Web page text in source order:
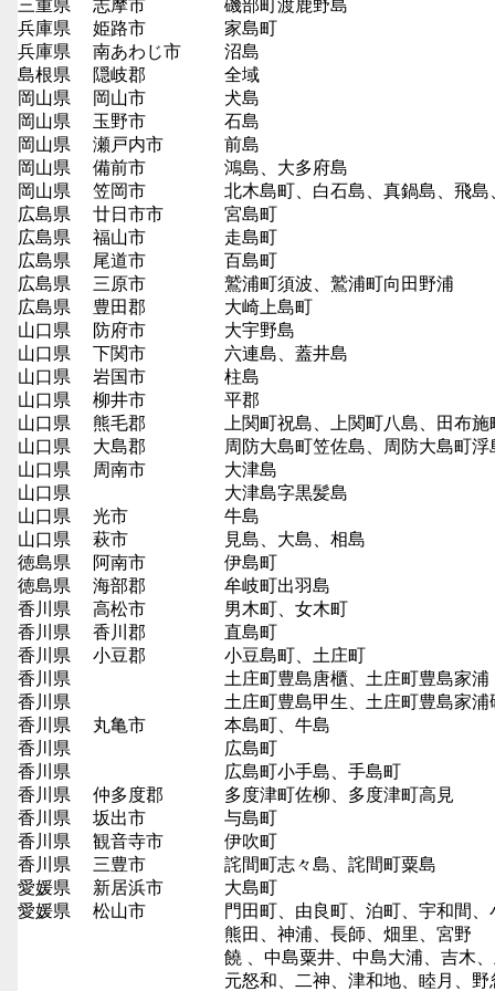
三重県 志摩市
磯部町渡鹿野島
兵庫県
姫路市
家島町
兵庫県
南あわじ市
沼島
島根県
隠岐郡
全域
岡山県
岡山市
犬島
岡山県
玉野市
石島
岡山県
瀬戸内市
前島
岡山県
備前市
鴻島、大多府島
岡山県
笠岡市
北木島町、白石島、真鍋島、飛島
広島県
廿日市市
宮島町
広島県
福山市
走島町
広島県
尾道市
百島町
広島県
三原市
鷲浦町須波、鷲浦町向田野浦
広島県
豊田郡
大崎上島町
山口県
防府市
大宇野島
山口県
下関市
六連島、蓋井島
山口県
岩国市
柱島
山口県
柳井市
平郡
山口県
熊毛郡
上関町祝島、上関町八島、田布
山口県
大島郡
周防大島町笠佐島、周防大島町浮
山口県
周南市
大津島
山口県
大津島字黒髪島
山口県
光市
牛島
山口県
萩市
見島、大島、相島
徳島県
阿南市
伊島町
徳島県
海部郡
牟岐町出羽島
香川県
高松市
男木町、女木町
香川県
香川郡
直島町
香川県
小豆郡
小豆島町、土庄町
香川県
土庄町豊島唐櫃、土庄町豊島家浦
香川県
土庄町豊島甲生、土庄町豊島家浦
香川県
丸亀市
本島町、牛島
香川県
広島町
香川県
広島町小手島、手島町
香川県
仲多度郡
多度津町佐柳、多度津町高見
香川県
坂出市
与島町
香川県
観音寺市
伊吹町
香川県
三豊市
詫間町志々島、詫間町粟島
愛媛県
新居浜市
大島町
愛媛県
松山市
門田町、由良町、泊町、宇和間、
熊田、神浦、長師、畑里、宮野
饒 、中島粟井、中島大浦、吉木
元怒和、二神、津和地、睦月、